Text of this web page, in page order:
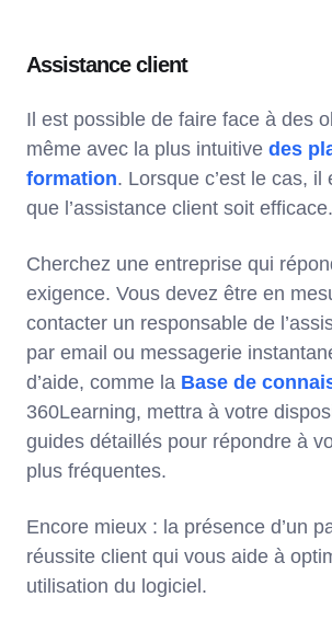
Assistance client
Il est possible de faire face à des
même avec la plus intuitive des
formation. Lorsque c’est le cas, il
que l’assistance client soit efficace.
Cherchez une entreprise qui
exigence. Vous devez être en
contacter un responsable de
par email ou messagerie
d’aide, comme la Base de
360Learning, mettra à votre
guides détaillés pour répondre à
plus fréquentes.
Encore mieux : la présence d’un
réussite client qui vous aide à
utilisation du logiciel.